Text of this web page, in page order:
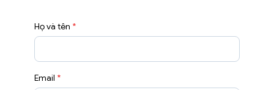
Họ và tên *
Email *